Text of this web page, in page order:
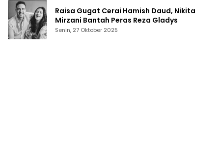
Raisa Gugat Cerai Hamish Daud, Nikita
Mirzani Bantah Peras Reza Gladys
Senin, 27 Oktober 2025